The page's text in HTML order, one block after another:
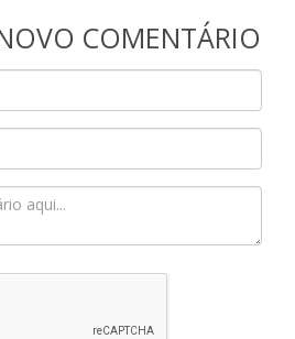
COMENTÁRIO